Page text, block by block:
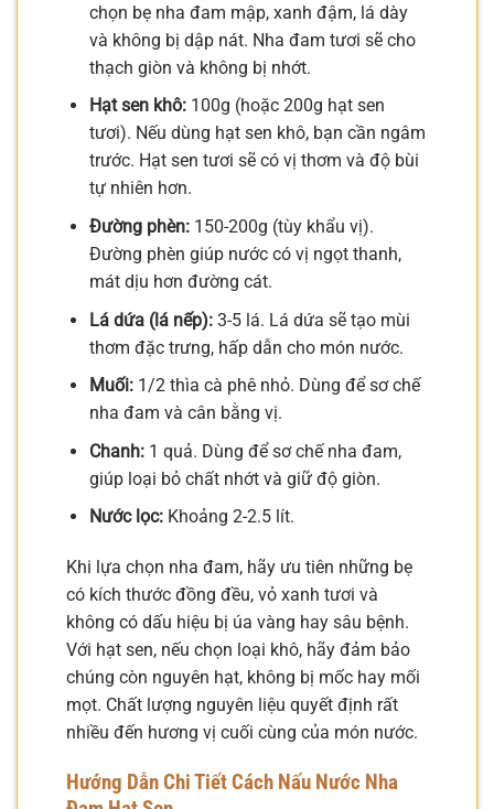
chọn bẹ nha đam mập, xanh đậm, lá dày
và không bị dập nát. Nha đam tươi sẽ cho
thạch giòn và không bị nhớt.
Hạt sen khô:100g (hoặc 200g hạt sen
tươi). Nếu dùng hạt sen khô, bạn cần ngâm
trước. Hạt sen tươi sẽ có vị thơm và độ bùi
tự nhiên hơn.
Đường phèn:150-200g (tùy khẩu vị).
Đường phèn giúp nước có vị ngọt thanh,
mát dịu hơn đường cát.
Lá dứa (lá nếp):3-5 lá. Lá dứa sẽ tạo mùi
thơm đặc trưng, hấp dẫn cho món nước.
Muối:1/2 thìa cà phê nhỏ. Dùng để sơ chế
nha đam và cân bằng vị.
Chanh:1 quả. Dùng để sơ chế nha đam,
giúp loại bỏ chất nhớt và giữ độ giòn.
Nước lọc:Khoảng 2-2.5 lít.
Khi lựa chọn nha đam, hãy ưu tiên những bẹ
có kích thước đồng đều, vỏ xanh tươi và
không có dấu hiệu bị úa vàng hay sâu bệnh.
Với hạt sen, nếu chọn loại khô, hãy đảm bảo
chúng còn nguyên hạt, không bị mốc hay mối
mọt. Chất lượng nguyên liệu quyết định rất
nhiều đến hương vị cuối cùng của món nước.
Hướng Dẫn Chi Tiết Cách Nấu Nước Nha